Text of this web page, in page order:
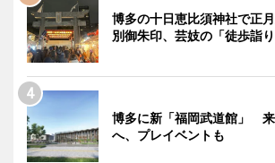
博多の十日恵比須神社で正
別御朱印、芸妓の「徒歩詣
博多に新「福岡武道館」
へ、プレイベントも